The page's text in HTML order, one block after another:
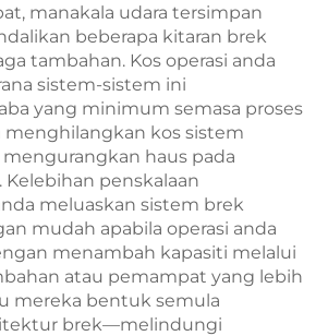
manakala udara tersimpan
beberapa kitaran brek
tambahan. Kos operasi anda
sistem-sistem ini
yang minimum semasa proses
menghilangkan kos sistem
haus pada
penskalaan
meluaskan sistem brek
mudah apabila operasi anda
menambah kapasiti melalui
atau pemampat yang lebih
mereka bentuk semula
brek—melindungi